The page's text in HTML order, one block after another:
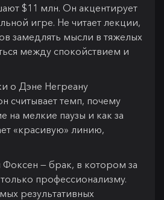
$11 млн. Он акцентирует
игре. Не читает лекции,
замедлять мысли в тяжелых
между спокойствием и
о Дэне Негреану
считывает темп, почему
на мелкие паузы и как за
«красивую» линию,
— брак, в котором за
профессионализму.
результативных